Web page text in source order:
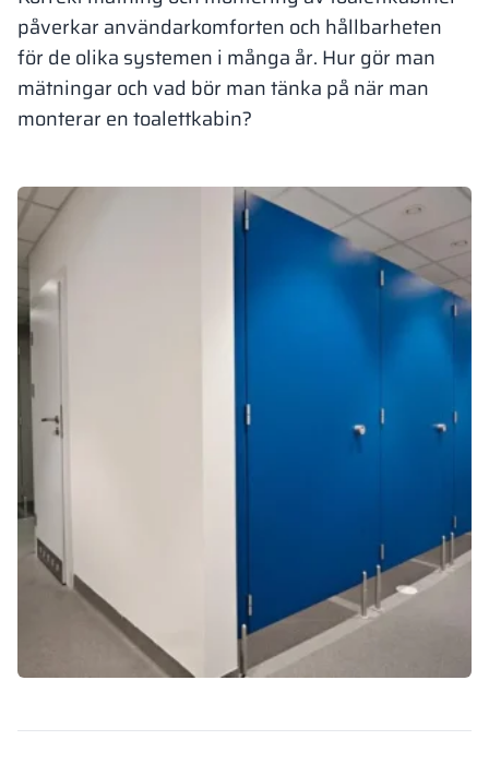
Vela
metallskåp
Skåplås
Rumsavdelare
Altus
L-formade skåp
påverkar användarkomforten och hållbarheten
för de olika systemen i många år. Hur gör man
mätningar och vad bör man tänka på när man
monterar en toalettkabin?